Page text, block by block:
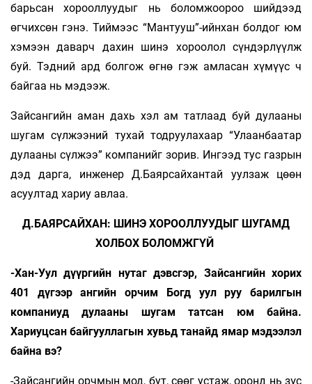
барь­сан хорооллуудыг нь болом­жоо­роо ший­дээд
өгчихсөн гэнэ. Тиймээс “Ман­тууш”-ийн­хан болдог юм
хэмээн даварч дахин шинэ хо­роолол сүндэрлүүлж
буй. Тэдний ард бол­гож өгнө гэж амласан хүмүүс ч
байгаа нь мэдээж.
Зайсангийн аман дахь хэл ам татлаад буй дулааны
шугам сүлжээний тухай тодруулахаар “Улаанбаатар
дулааны сүлжээ” компанийг зорив. Ингээд тус газрын
дэд дарга, инженер Д.Баярсайхантай уулзаж цөөн
асуултад хариу авлаа.
Д.БАЯРСАЙХАН: ШИНЭ ХОРООЛЛУУДЫГ ШУГАМД
ХОЛБОХ БОЛОМЖГҮЙ
-Хан-Уул дүүргийн нутаг дэвсгэр, Зай­сангийн хорих
401 дүгээр ангийн орчим Богд уул руу барилгын
компаниуд дулааны шу­гам татсан юм байна.
Хариуцсан бай­гуул­лагын хувьд танайд ямар мэдээлэл
бай­на вэ?
-Зайсангийн орчмын мод, бут, сөөг устаж, оронд нь зүс